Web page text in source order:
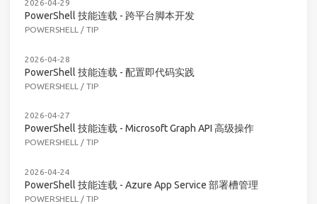
2026-04-29
PowerShell 技能连载 - 跨平台脚本开发
POWERSHELL / TIP
2026-04-28
PowerShell 技能连载 - 配置即代码实践
POWERSHELL / TIP
2026-04-27
PowerShell 技能连载 - Microsoft Graph API 高级操作
POWERSHELL / TIP
2026-04-24
PowerShell 技能连载 - Azure App Service 部署槽管理
POWERSHELL / TIP